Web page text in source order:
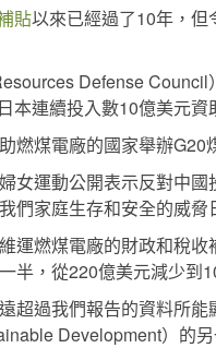
貼以來已經過了10年，
Defense
本連續投入數10億美元
燃煤電廠的國家舉辦G20
女運動公開表示反對中
們家庭生存和安全的威脅
運燃煤電廠的財政和稅
半，從220億美元減少到
超過我們報告的資料所
Development）的